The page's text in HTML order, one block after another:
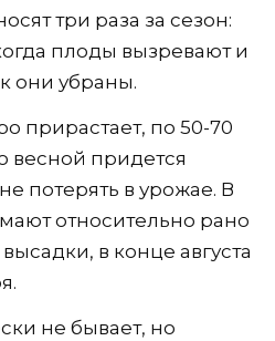
три раза за сезон:
плоды вызревают и
они убраны.
прирастает, по 50-70
весной придется
потерять в урожае. В
относительно рано
в конце августа
не бывает, но